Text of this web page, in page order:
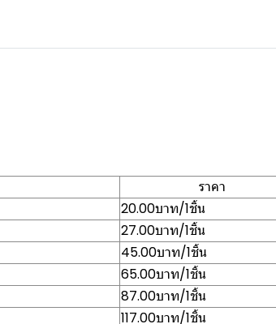
ราคา
20.00บาท/1ชิ้น
27.00บาท/1ชิ้น
45.00บาท/1ชิ้น
65.00บาท/1ชิ้น
87.00บาท/1ชิ้น
117.00บาท/1ชิ้น